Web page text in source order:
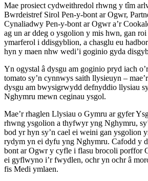
Mae prosiect cydweithredol rhwng y tîm
Bwrdeistref Sirol Pen-y-bont ar Ogwr,
Cynaliadwy Pen-y-bont ar Ogwr a’r
ag un ar ddeg o ysgolion y mis hwn, gan
ymarferol i ddisgyblion, a chasglu eu
hyn y maen nhw wedi’i goginio gyda
Yn ogystal â dysgu am goginio pryd iach
tomato sy’n cynnwys saith llysieuyn –
dysgu am bwysigrwydd defnyddio llysiau
Nghymru mewn ceginau ysgol.
Mae’r rhaglen Llysiau o Gymru ar gyfer
rhwng ysgolion a thyfwyr yng Nghymru,
bod yr hyn sy’n cael ei weini gan ysgolion
rydym yn ei dyfu yng Nghymru. Cafodd y
bont ar Ogwr y cyfle i flasu brocoli porffor
ei gyflwyno i’r fwydlen, ochr yn ochr â
fis Medi ymlaen.